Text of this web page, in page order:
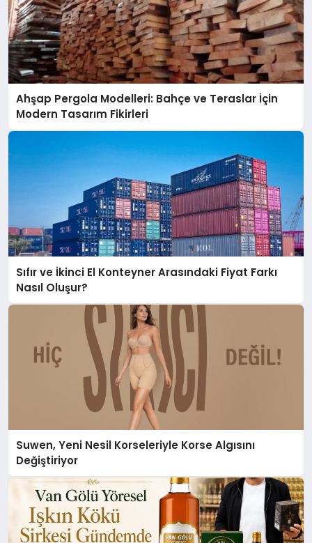
Ahşap Pergola Modelleri: Bahçe ve Teraslar İçin
Modern Tasarım Fikirleri
Sıfır ve İkinci El Konteyner Arasındaki Fiyat Farkı
Nasıl Oluşur?
Suwen, Yeni Nesil Korseleriyle Korse Algısını
Değiştiriyor